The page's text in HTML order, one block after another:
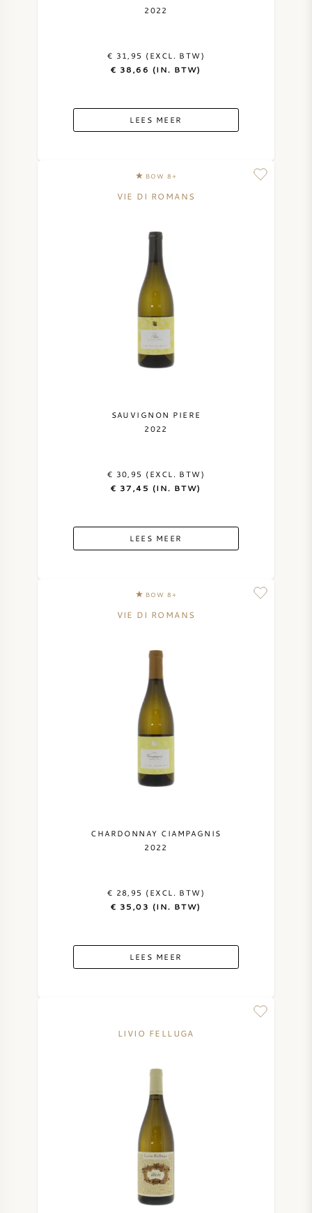
2022
€ 31,95 (EXCL. BTW)
€ 38,66 (IN. BTW)
LEES MEER
BOW 8+
VIE DI ROMANS
SAUVIGNON PIERE
2022
€ 30,95 (EXCL. BTW)
€ 37,45 (IN. BTW)
LEES MEER
BOW 8+
VIE DI ROMANS
CHARDONNAY CIAMPAGNIS
2022
€ 28,95 (EXCL. BTW)
€ 35,03 (IN. BTW)
LEES MEER
LIVIO FELLUGA